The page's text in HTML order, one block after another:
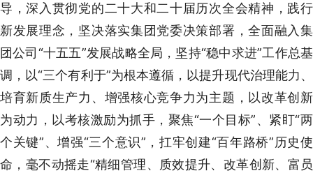
导，深入贯彻党的二十大和二十届历次全会精神，践行
新发展理念，坚决落实集团党委决策部署，全面融入集
团公司“十五五”发展战略全局，坚持“稳中求进”工作总基
调，以“三个有利于”为根本遵循，以提升现代治理能力、
培育新质生产力、增强核心竞争力为主题，以改革创新
为动力，以考核激励为抓手，聚焦“一个目标”、紧盯“两
个关键”、增强“三个意识”，扛牢创建“百年路桥”历史使
命，毫不动摇走“精细管理、质效提升、改革创新、富员